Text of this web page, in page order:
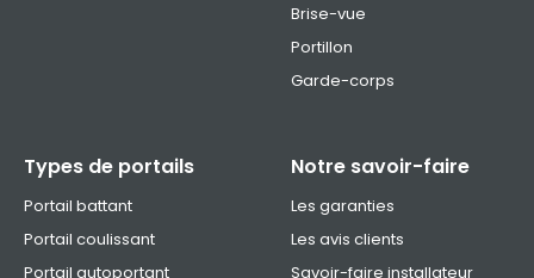
Brise-vue
Portillon
Garde-corps
Types de portails
Portail battant
Portail coulissant
Portail autoportant
Notre savoir-faire
Les garanties
Les avis clients
Savoir-faire installateur